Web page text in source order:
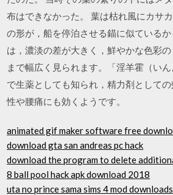
布はできなかった。 葉は枯れ風にカサ
の形が，船を停泊させる錨に似ている
は，濃淡の差が大きく，鮮やかな色彩
まで幅広く見られます。「淫羊霍（い
で生薬としても知られ，精力剤として
性や腰痛にも効くようです。
animated gif maker software free
download gta san andreas pc hack
download the program to delete
8 ball pool hack apk download 2018
uta no prince sama sims 4 mod downloads